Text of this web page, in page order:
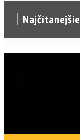
Najčítanejšie